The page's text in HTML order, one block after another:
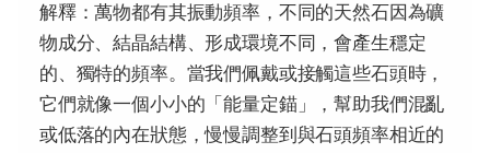
解釋：萬物都有其振動頻率，不同的天然石因為礦
物成分、結晶結構、形成環境不同，會產生穩定
的、獨特的頻率。當我們佩戴或接觸這些石頭時，
它們就像一個小小的「能量定錨」，幫助我們混亂
或低落的內在狀態，慢慢調整到與石頭頻率相近的